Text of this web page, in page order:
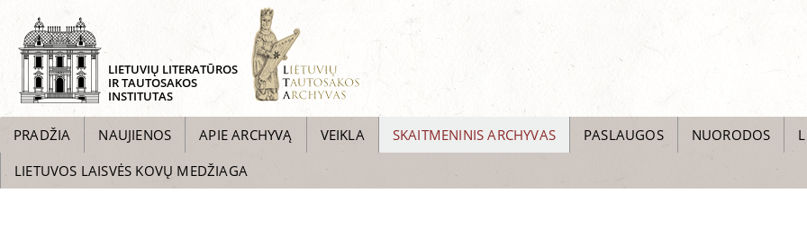
LIETUVIŲ LITERATŪROS
IR TAUTOSAKOS
INSTITUTAS
PRADŽIA NAUJIENOS APIE ARCHYVĄ VEIKLA SKAITMENINIS ARCHYVAS PASLAUGOS NUORODOS
LIETUVOS LAISVĖS KOVŲ MEDŽIAGA